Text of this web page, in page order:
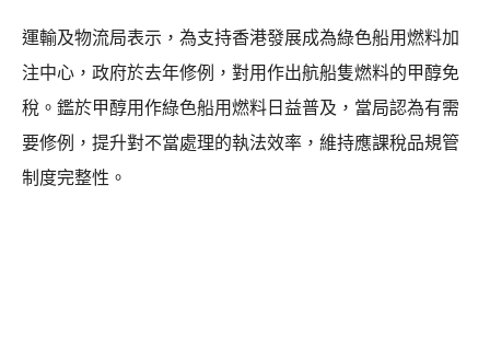
運輸及物流局表示，為支持香港發展成為綠色船用燃料加
注中心，政府於去年修例，對用作出航船隻燃料的甲醇免
稅。鑑於甲醇用作綠色船用燃料日益普及，當局認為有需
要修例，提升對不當處理的執法效率，維持應課稅品規管
制度完整性。